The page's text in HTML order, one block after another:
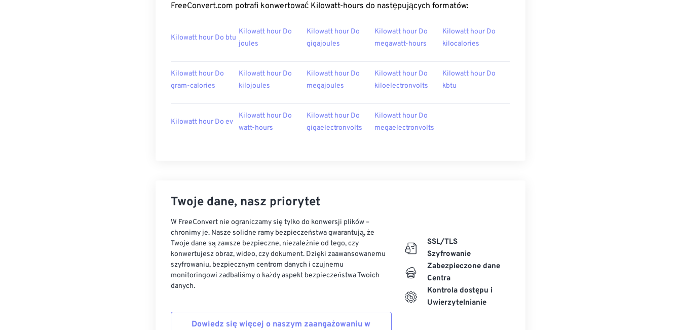
FreeConvert.com potrafi konwertować Kilowatt-hours do następujących formatów:
Kilowatt hour Do btu
Kilowatt hour Do
joules
Kilowatt hour Do
gigajoules
Kilowatt hour Do
megawatt-hours
Kilowatt hour Do
kilocalories
Kilowatt hour Do
gram-calories
Kilowatt hour Do
kilojoules
Kilowatt hour Do
megajoules
Kilowatt hour Do
kiloelectronvolts
Kilowatt hour Do
kbtu
Kilowatt hour Do ev
Kilowatt hour Do
watt-hours
Kilowatt hour Do
gigaelectronvolts
Kilowatt hour Do
megaelectronvolts
Twoje dane, nasz priorytet
W FreeConvert nie ograniczamy się tylko do konwersji plików –
chronimy je. Nasze solidne ramy bezpieczeństwa gwarantują, że
Twoje dane są zawsze bezpieczne, niezależnie od tego, czy
konwertujesz obraz, wideo, czy dokument. Dzięki zaawansowanemu
szyfrowaniu, bezpiecznym centrom danych i czujnemu
monitoringowi zadbaliśmy o każdy aspekt bezpieczeństwa Twoich
danych.
Dowiedz się więcej o naszym zaangażowaniu w
SSL/TLS
Szyfrowanie
Zabezpieczone dane
Centra
Kontrola dostępu i
Uwierzytelnianie